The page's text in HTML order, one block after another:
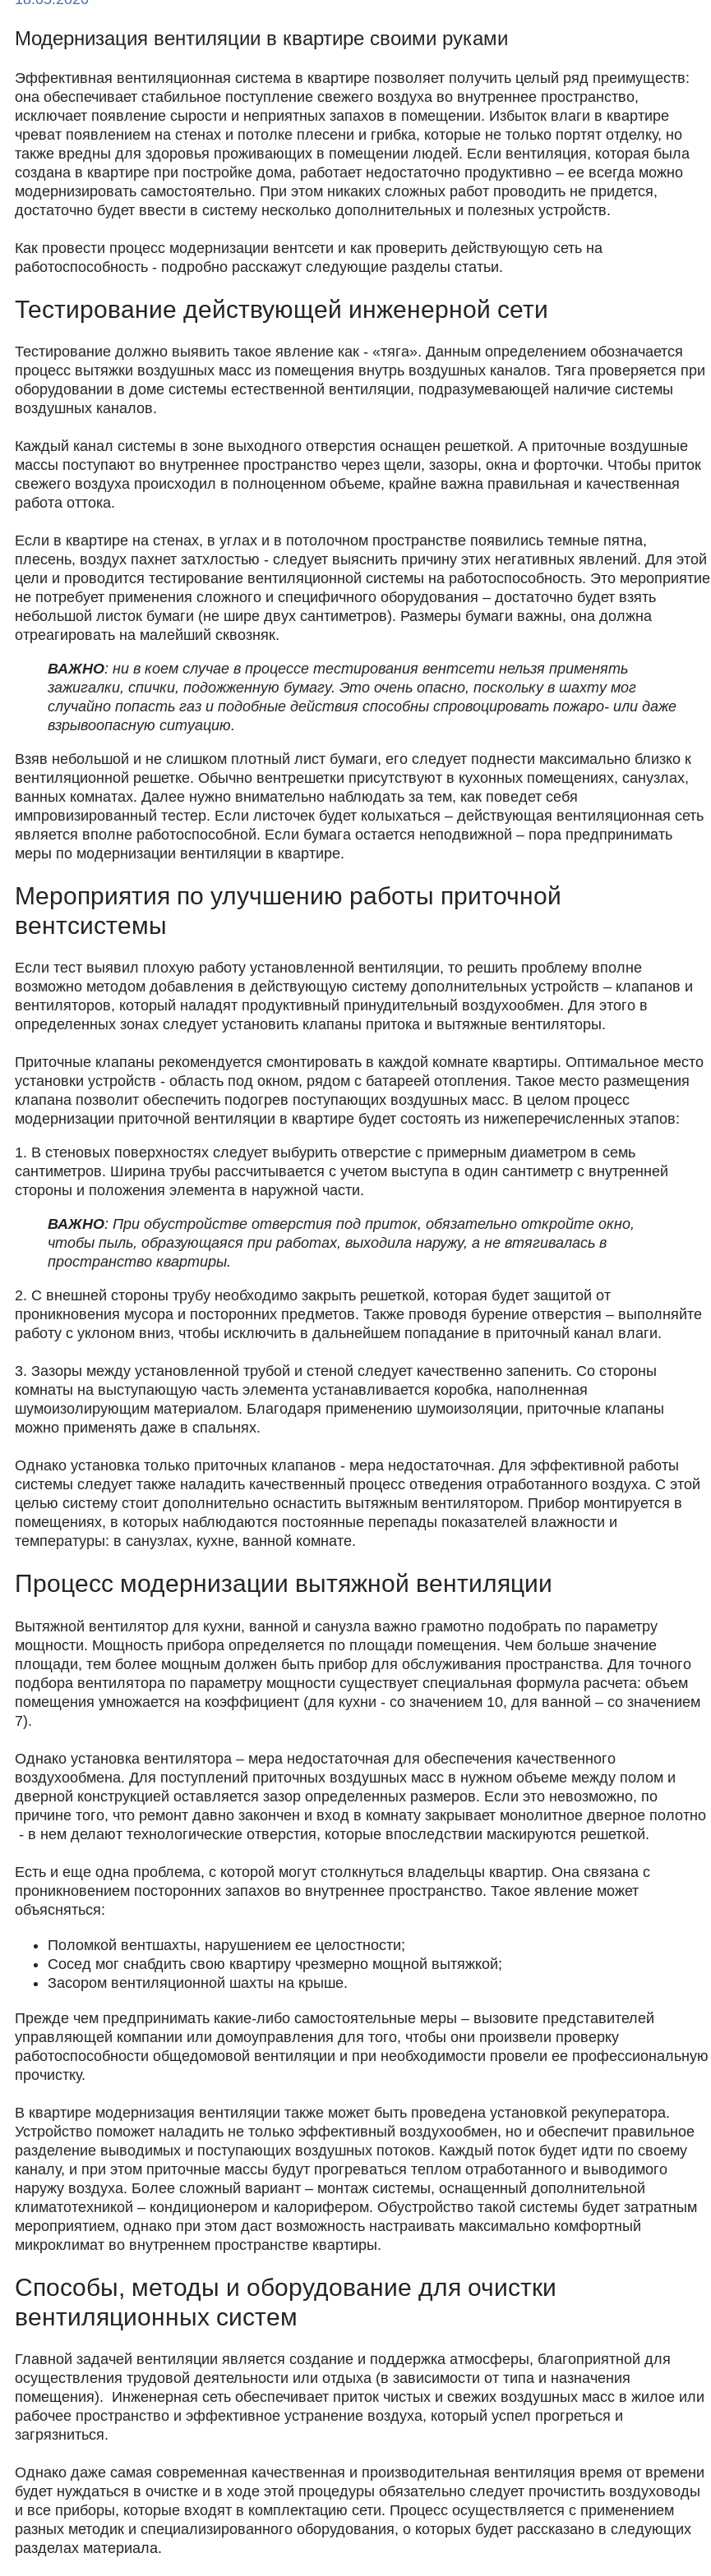
Модернизация вентиляции в квартире своими руками
Эффективная вентиляционная система в квартире позволяет получить целый ряд преимуществ:
она обеспечивает стабильное поступление свежего воздуха во внутреннее пространство,
исключает появление сырости и неприятных запахов в помещении. Избыток влаги в квартире
чреват появлением на стенах и потолке плесени и грибка, которые не только портят отделку, но
также вредны для здоровья проживающих в помещении людей. Если вентиляция, которая была
создана в квартире при постройке дома, работает недостаточно продуктивно – ее всегда можно
модернизировать самостоятельно. При этом никаких сложных работ проводить не придется,
достаточно будет ввести в систему несколько дополнительных и полезных устройств.
Как провести процесс модернизации вентсети и как проверить действующую сеть на
работоспособность - подробно расскажут следующие разделы статьи.
Тестирование действующей инженерной сети
Тестирование должно выявить такое явление как - «тяга». Данным определением обозначается
процесс вытяжки воздушных масс из помещения внутрь воздушных каналов. Тяга проверяется при
оборудовании в доме системы естественной вентиляции, подразумевающей наличие системы
воздушных каналов.
Каждый канал системы в зоне выходного отверстия оснащен решеткой. А приточные воздушные
массы поступают во внутреннее пространство через щели, зазоры, окна и форточки. Чтобы приток
свежего воздуха происходил в полноценном объеме, крайне важна правильная и качественная
работа оттока.
Если в квартире на стенах, в углах и в потолочном пространстве появились темные пятна,
плесень, воздух пахнет затхлостью - следует выяснить причину этих негативных явлений. Для этой
цели и проводится тестирование вентиляционной системы на работоспособность. Это мероприятие
не потребует применения сложного и специфичного оборудования – достаточно будет взять
небольшой листок бумаги (не шире двух сантиметров). Размеры бумаги важны, она должна
отреагировать на малейший сквозняк.
ВАЖНО: ни в коем случае в процессе тестирования вентсети нельзя применять
зажигалки, спички, подожженную бумагу. Это очень опасно, поскольку в шахту мог
случайно попасть газ и подобные действия способны спровоцировать пожаро- или даже
взрывоопасную ситуацию.
Взяв небольшой и не слишком плотный лист бумаги, его следует поднести максимально близко к
вентиляционной решетке. Обычно вентрешетки присутствуют в кухонных помещениях, санузлах,
ванных комнатах. Далее нужно внимательно наблюдать за тем, как поведет себя
импровизированный тестер. Если листочек будет колыхаться – действующая вентиляционная сеть
является вполне работоспособной. Если бумага остается неподвижной – пора предпринимать
меры по модернизации вентиляции в квартире.
Мероприятия по улучшению работы приточной
вентсистемы
Если тест выявил плохую работу установленной вентиляции, то решить проблему вполне
возможно методом добавления в действующую систему дополнительных устройств – клапанов и
вентиляторов, который наладят продуктивный принудительный воздухообмен. Для этого в
определенных зонах следует установить клапаны притока и вытяжные вентиляторы.
Приточные клапаны рекомендуется смонтировать в каждой комнате квартиры. Оптимальное место
установки устройств - область под окном, рядом с батареей отопления. Такое место размещения
клапана позволит обеспечить подогрев поступающих воздушных масс. В целом процесс
модернизации приточной вентиляции в квартире будет состоять из нижеперечисленных этапов:
1. В стеновых поверхностях следует выбурить отверстие с примерным диаметром в семь
сантиметров. Ширина трубы рассчитывается с учетом выступа в один сантиметр с внутренней
стороны и положения элемента в наружной части.
ВАЖНО: При обустройстве отверстия под приток, обязательно откройте окно,
чтобы пыль, образующаяся при работах, выходила наружу, а не втягивалась в
пространство квартиры.
2. С внешней стороны трубу необходимо закрыть решеткой, которая будет защитой от
проникновения мусора и посторонних предметов. Также проводя бурение отверстия – выполняйте
работу с уклоном вниз, чтобы исключить в дальнейшем попадание в приточный канал влаги.
3. Зазоры между установленной трубой и стеной следует качественно запенить. Со стороны
комнаты на выступающую часть элемента устанавливается коробка, наполненная
шумоизолирующим материалом. Благодаря применению шумоизоляции, приточные клапаны
можно применять даже в спальнях.
Однако установка только приточных клапанов - мера недостаточная. Для эффективной работы
системы следует также наладить качественный процесс отведения отработанного воздуха. С этой
целью систему стоит дополнительно оснастить вытяжным вентилятором. Прибор монтируется в
помещениях, в которых наблюдаются постоянные перепады показателей влажности и
температуры: в санузлах, кухне, ванной комнате.
Процесс модернизации вытяжной вентиляции
Вытяжной вентилятор для кухни, ванной и санузла важно грамотно подобрать по параметру
мощности. Мощность прибора определяется по площади помещения. Чем больше значение
площади, тем более мощным должен быть прибор для обслуживания пространства. Для точного
подбора вентилятора по параметру мощности существует специальная формула расчета: объем
помещения умножается на коэффициент (для кухни - со значением 10, для ванной – со значением
7).
Однако установка вентилятора – мера недостаточная для обеспечения качественного
воздухообмена. Для поступлений приточных воздушных масс в нужном объеме между полом и
дверной конструкцией оставляется зазор определенных размеров. Если это невозможно, по
причине того, что ремонт давно закончен и вход в комнату закрывает монолитное дверное полотно
- в нем делают технологические отверстия, которые впоследствии маскируются решеткой.
Есть и еще одна проблема, с которой могут столкнуться владельцы квартир. Она связана с
проникновением посторонних запахов во внутреннее пространство. Такое явление может
объясняться:
Поломкой вентшахты, нарушением ее целостности;
Сосед мог снабдить свою квартиру чрезмерно мощной вытяжкой;
Засором вентиляционной шахты на крыше.
Прежде чем предпринимать какие-либо самостоятельные меры – вызовите представителей
управляющей компании или домоуправления для того, чтобы они произвели проверку
работоспособности общедомовой вентиляции и при необходимости провели ее профессиональную
прочистку.
В квартире модернизация вентиляции также может быть проведена установкой рекуператора.
Устройство поможет наладить не только эффективный воздухообмен, но и обеспечит правильное
разделение выводимых и поступающих воздушных потоков. Каждый поток будет идти по своему
каналу, и при этом приточные массы будут прогреваться теплом отработанного и выводимого
наружу воздуха. Более сложный вариант – монтаж системы, оснащенный дополнительной
климатотехникой – кондиционером и калорифером. Обустройство такой системы будет затратным
мероприятием, однако при этом даст возможность настраивать максимально комфортный
микроклимат во внутреннем пространстве квартиры.
Способы, методы и оборудование для очистки
вентиляционных систем
Главной задачей вентиляции является создание и поддержка атмосферы, благоприятной для
осуществления трудовой деятельности или отдыха (в зависимости от типа и назначения
помещения). Инженерная сеть обеспечивает приток чистых и свежих воздушных масс в жилое или
рабочее пространство и эффективное устранение воздуха, который успел прогреться и
загрязниться.
Однако даже самая современная качественная и производительная вентиляция время от времени
будет нуждаться в очистке и в ходе этой процедуры обязательно следует прочистить воздуховоды
и все приборы, которые входят в комплектацию сети. Процесс осуществляется с применением
разных методик и специализированного оборудования, о которых будет рассказано в следующих
разделах материала.